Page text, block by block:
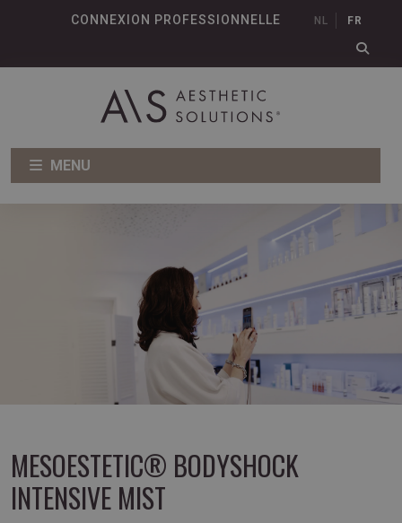
CONNEXION PROFESSIONNELLE NL FR
MENU
MESOESTETIC® BODYSHOCK
INTENSIVE MIST